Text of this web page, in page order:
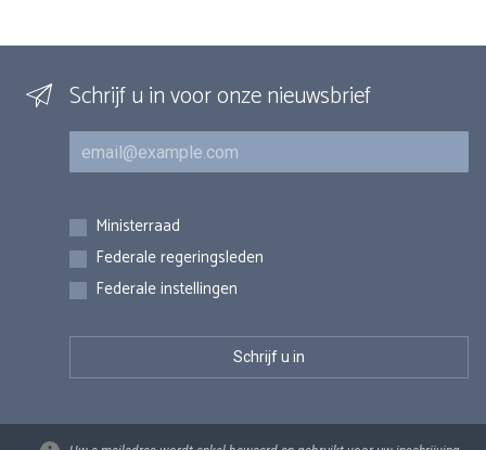
Schrijf u in voor onze nieuwsbrief
E-mail
Inschrijvingen
Ministerraad
Federale regeringsleden
Federale instellingen